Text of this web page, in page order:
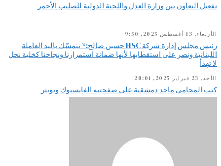
تفعيل التعاون بين وزارة العدل واللجنة الدولية للصليب الأحمر
الأربعاء, 13 أغسطس 2025, 9:50
رئيس مجلس إدارة شركة HSC حسين صالح:* نتمسّك باليد العاملة
اللبنانية ونصر على استقطابها لأنها ضمانة استمرارنا ونجاحنا كخلية نحل
لا تهدأ
الأحد, 23 فبراير 2025, 20:01
كتب المحامي ماجد دمشقية على صفحتيه الفايسبوك وتويتر